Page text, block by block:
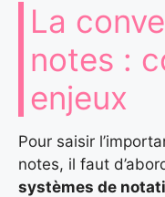
La
notes :
enjeux
Pour saisir
notes, il faut
systèmes de